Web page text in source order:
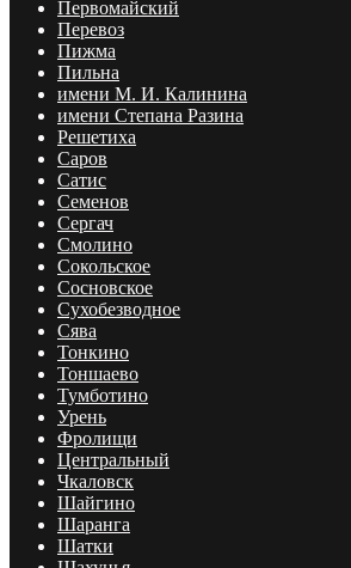
Первомайский
Перевоз
Пижма
Пильна
имени М. И. Калинина
имени Степана Разина
Решетиха
Саров
Сатис
Семенов
Сергач
Смолино
Сокольское
Сосновское
Сухобезводное
Сява
Тонкино
Тоншаево
Тумботино
Урень
Фролищи
Центральный
Чкаловск
Шайгино
Шаранга
Шатки